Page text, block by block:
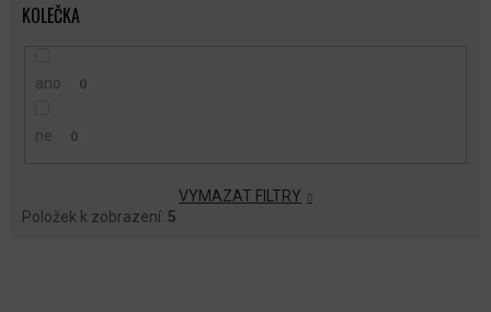
KOLEČKA
ano 0
ne 0
VYMAZAT FILTRY
Položek k zobrazení: 5